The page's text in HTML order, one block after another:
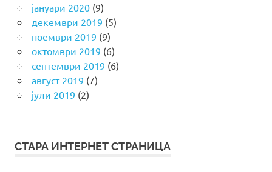
јануари 2020(9)
декември 2019 (5)
ноември 2019 (9)
октомври 2019 (6)
септември 2019 (6)
август 2019 (7)
јули 2019 (2)
СТАРА ИНТЕРНЕТ СТРАНИЦА